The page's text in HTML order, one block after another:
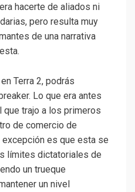
hacerte de aliados ni
pero resulta muy
de una narrativa
Terra 2, podrás
Lo que era antes
que trajo a los primeros
de comercio de
es que esta se
límites dictatoriales de
un trueque
un nivel